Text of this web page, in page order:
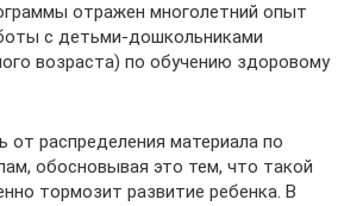
отражен многолетний опыт
с детьми-дошкольниками
возраста) по обучению здоровому
от распределения материала по
обосновывая это тем, что такой
тормозит развитие ребенка. В